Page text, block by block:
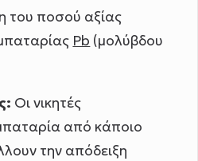
του ποσού αξίας
Pb (μολύβδου
Οι νικητές
από κάποιο
την απόδειξη